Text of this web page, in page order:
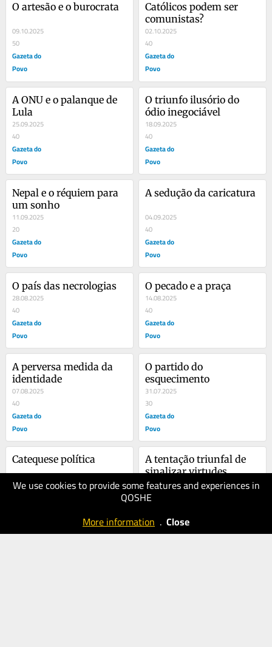
We use cookies to provide some features and experiences in
QOSHE
More information . Close
O artesão e o burocrata
09.10.2025
50
Gazeta do
Povo
Católicos podem ser
comunistas?
02.10.2025
40
Gazeta do
Povo
A ONU e o palanque de
Lula
25.09.2025
40
Gazeta do
Povo
O triunfo ilusório do
ódio inegociável
18.09.2025
40
Gazeta do
Povo
Nepal e o réquiem para
um sonho
11.09.2025
20
Gazeta do
Povo
A sedução da caricatura
04.09.2025
40
Gazeta do
Povo
O país das necrologias
28.08.2025
40
Gazeta do
Povo
O pecado e a praça
14.08.2025
40
Gazeta do
Povo
A perversa medida da
identidade
07.08.2025
40
Gazeta do
Povo
O partido do
esquecimento
31.07.2025
30
Gazeta do
Povo
Catequese política
24.07.2025
A tentação triunfal de
sinalizar virtudes
18.07.2025
40
Povo